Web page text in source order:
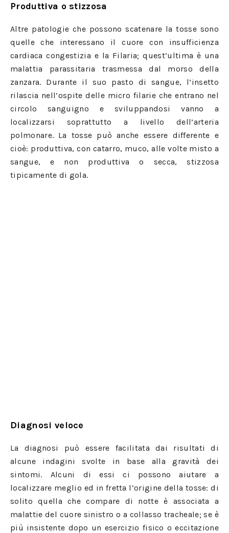
Produttiva o stizzosa
Altre patologie che possono scatenare la tosse sono
quelle che interessano il cuore con insufficienza
cardiaca congestizia e la Filaria; quest’ultima è una
malattia parassitaria trasmessa dal morso della
zanzara. Durante il suo pasto di sangue, l’insetto
rilascia nell’ospite delle micro filarie che entrano nel
circolo sanguigno e sviluppandosi vanno a
localizzarsi soprattutto a livello dell’arteria
polmonare. La tosse può anche essere differente e
cioè: produttiva, con catarro, muco, alle volte misto a
sangue, e non produttiva o secca, stizzosa
tipicamente di gola.
Diagnosi veloce
La diagnosi può essere facilitata dai risultati di
alcune indagini svolte in base alla gravità dei
sintomi. Alcuni di essi ci possono aiutare a
localizzare meglio ed in fretta l’origine della tosse: di
solito quella che compare di notte è associata a
malattie del cuore sinistro o a collasso tracheale; se è
più insistente dopo un esercizio fisico o eccitazione